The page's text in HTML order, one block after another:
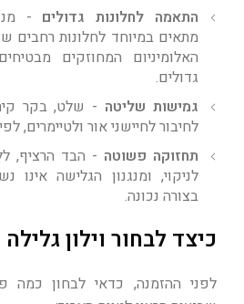
התאמה לחלונות גדולים -
מתאים במיוחד לחלונות רחבים
האלומיניום המחוזקים
גדולים.
גמישות שליטה - שלט, בקר
לחיבור לחיישני אור ולטיימרים,
תחזוקה פשוטה - הבד הרציף,
לניקוי, ומנגנון הגלישה
בצורה נכונה.
כיצד לבחור וילון
לפני ההזמנה, כדאי לבחון כמה